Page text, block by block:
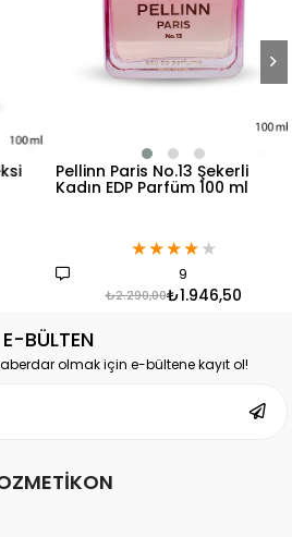
Pellinn Paris No.13 Şekerli
Kadın EDP Parfüm 100 ml
★★★★★
9
₺1.946,50
₺2.290,00
E-BÜLTEN
olmak için e-bültene kayıt ol!